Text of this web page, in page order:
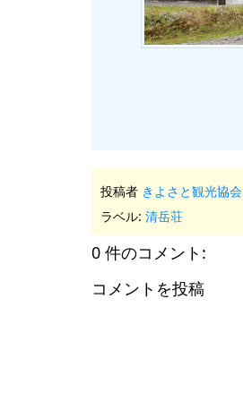
投稿者 きよさと観光協会
ラベル: 清岳荘
0 件のコメント:
コメントを投稿